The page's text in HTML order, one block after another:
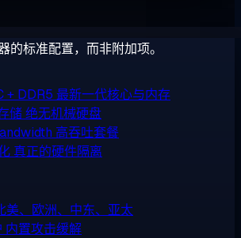
的标准配置，而非附加项。
+ DDR5 最新一代核心与内存
储绝无机械硬盘
高吞吐套餐
真正的硬件隔离
美、欧洲、中东、亚太
内置攻击缓解